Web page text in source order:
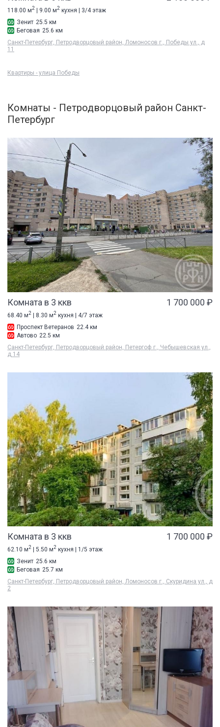
118.00 м2 | 9.00 м2 кухня | 3/4 этаж
Зенит 25.5 км
Беговая 25.6 км
Санкт-Петербург, Петродворцовый район, Ломоносов г., Победы ул., д
11
Квартиры - улица Победы
Комнаты - Петродворцовый район Санкт-
Петербург
Комната в 3 ккв 1 700 000 ₽
68.40 м2 | 8.30 м2 кухня | 4/7 этаж
Проспект Ветеранов 22.4 км
Автово 22.5 км
Санкт-Петербург, Петродворцовый район, Петергоф г., Чебышевская ул.,
д 14
Комната в 3 ккв 1 700 000 ₽
62.10 м2 | 5.50 м2 кухня | 1/5 этаж
Зенит 25.6 км
Беговая 25.7 км
Санкт-Петербург, Петродворцовый район, Ломоносов г., Скуридина ул., д
2